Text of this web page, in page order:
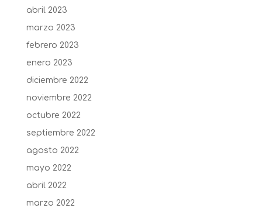
abril 2023
marzo 2023
febrero 2023
enero 2023
diciembre 2022
noviembre 2022
octubre 2022
septiembre 2022
agosto 2022
mayo 2022
abril 2022
marzo 2022